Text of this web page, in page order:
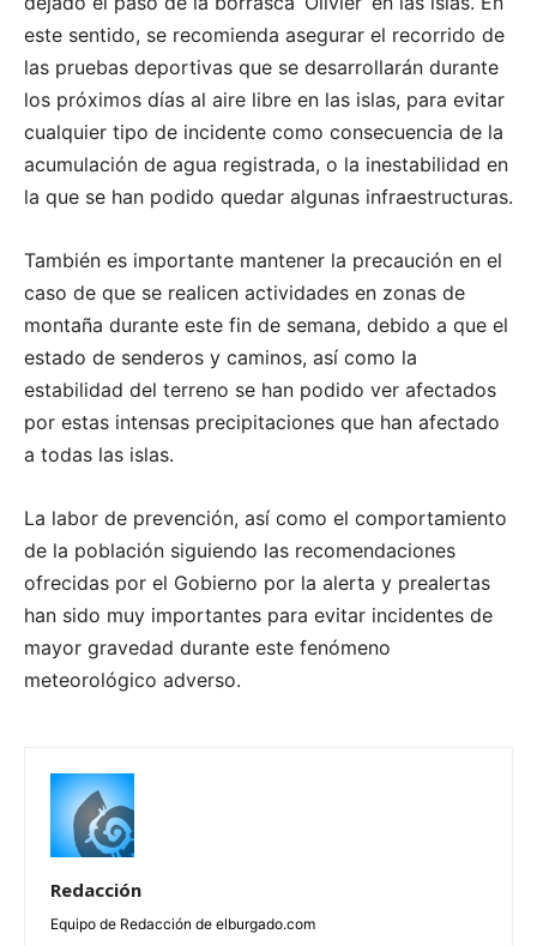
este sentido, se recomienda asegurar el recorrido de
las pruebas deportivas que se desarrollarán durante
los próximos días al aire libre en las islas, para evitar
cualquier tipo de incidente como consecuencia de la
acumulación de agua registrada, o la inestabilidad en
la que se han podido quedar algunas infraestructuras.
También es importante mantener la precaución en el
caso de que se realicen actividades en zonas de
montaña durante este fin de semana, debido a que el
estado de senderos y caminos, así como la
estabilidad del terreno se han podido ver afectados
por estas intensas precipitaciones que han afectado
a todas las islas.
La labor de prevención, así como el comportamiento
de la población siguiendo las recomendaciones
ofrecidas por el Gobierno por la alerta y prealertas
han sido muy importantes para evitar incidentes de
mayor gravedad durante este fenómeno
meteorológico adverso.
Redacción
Equipo de Redacción de elburgado.com